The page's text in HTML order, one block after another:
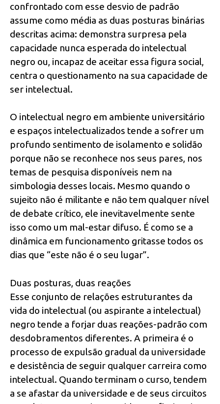
confrontado com esse desvio de padrão
assume como média as duas posturas binárias
descritas acima: demonstra surpresa pela
capacidade nunca esperada do intelectual
negro ou, incapaz de aceitar essa figura social,
centra o questionamento na sua capacidade de
ser intelectual.
O intelectual negro em ambiente universitário
e espaços intelectualizados tende a sofrer um
profundo sentimento de isolamento e solidão
porque não se reconhece nos seus pares, nos
temas de pesquisa disponíveis nem na
simbologia desses locais. Mesmo quando o
sujeito não é militante e não tem qualquer nível
de debate crítico, ele inevitavelmente sente
isso como um mal-estar difuso. É como se a
dinâmica em funcionamento gritasse todos os
dias que “este não é o seu lugar”.
Duas posturas, duas reações
Esse conjunto de relações estruturantes da
vida do intelectual (ou aspirante a intelectual)
negro tende a forjar duas reações-padrão com
desdobramentos diferentes. A primeira é o
processo de expulsão gradual da universidade
e desistência de seguir qualquer carreira como
intelectual. Quando terminam o curso, tendem
a se afastar da universidade e de seus circuitos